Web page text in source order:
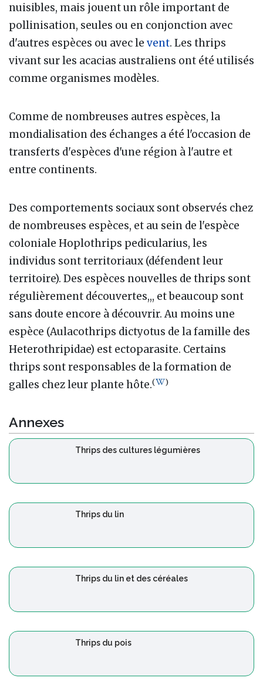
nuisibles, mais jouent un rôle important de
pollinisation, seules ou en conjonction avec
d'autres espèces ou avec le vent. Les thrips
vivant sur les acacias australiens ont été utilisés
comme organismes modèles.
Comme de nombreuses autres espèces, la
mondialisation des échanges a été l'occasion de
transferts d'espèces d'une région à l'autre et
entre continents.
Des comportements sociaux sont observés chez
de nombreuses espèces, et au sein de l'espèce
coloniale Hoplothrips pedicularius, les
individus sont territoriaux (défendent leur
territoire). Des espèces nouvelles de thrips sont
régulièrement découvertes,,, et beaucoup sont
sans doute encore à découvrir. Au moins une
espèce (Aulacothrips dictyotus de la famille des
Heterothripidae) est ectoparasite. Certains
thrips sont responsables de la formation de
galles chez leur plante hôte.( )
Annexes
Thrips des cultures légumières
Thrips du lin
Thrips du lin et des céréales
Thrips du pois